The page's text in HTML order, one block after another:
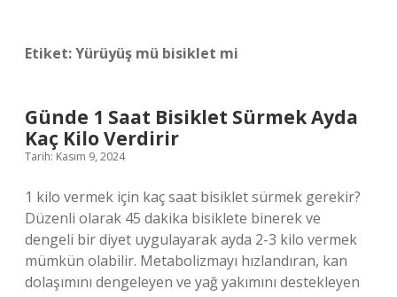
Etiket:Yürüyüş mü bisiklet mi
Günde 1 Saat Bisiklet Sürmek Ayda
Kaç Kilo Verdirir
Tarih: Kasım 9, 2024
1 kilo vermek için kaç saat bisiklet sürmek gerekir?
Düzenli olarak 45 dakika bisiklete binerek ve
dengeli bir diyet uygulayarak ayda 2-3 kilo vermek
mümkün olabilir. Metabolizmayı hızlandıran, kan
dolaşımını dengeleyen ve yağ yakımını destekleyen